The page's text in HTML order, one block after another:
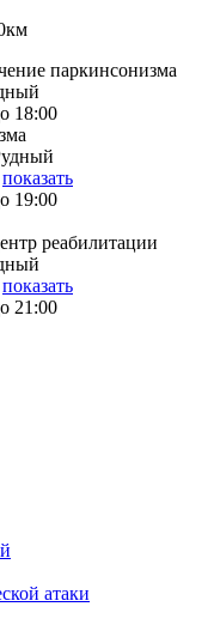
паркинсонизма
18:00
показать
19:00
реабилитации
показать
21:00
атаки